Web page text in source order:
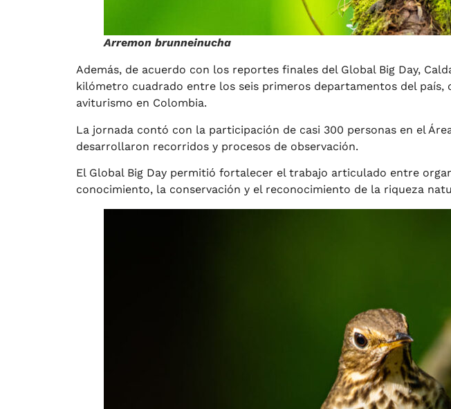
Arremon brunneinucha
Además, de acuerdo con los reportes finales del Global Big Day,
kilómetro cuadrado entre los seis primeros departamentos del
aviturismo en Colombia.
La jornada contó con la participación de casi 300 personas en el
desarrollaron recorridos y procesos de observación.
El Global Big Day permitió fortalecer el trabajo articulado entre
conocimiento, la conservación y el reconocimiento de la riqueza